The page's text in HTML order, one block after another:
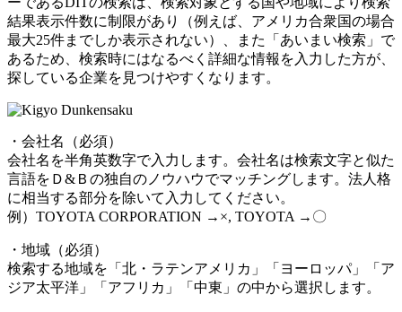
結果表示件数に制限があり（例えば、アメリカ合衆国の場合
最大25件までしか表示されない）、また「あいまい検索」で
あるため、検索時にはなるべく詳細な情報を入力した方が、
探している企業を見つけやすくなります。
・会社名（必須）
会社名を半角英数字で入力します。会社名は検索文字と似た
言語をＤ&Ｂの独自のノウハウでマッチングします。法人格
に相当する部分を除いて入力してください。
例）TOYOTA CORPORATION →×, TOYOTA →〇
・地域（必須）
検索する地域を「北・ラテンアメリカ」「ヨーロッパ」「ア
ジア太平洋」「アフリカ」「中東」の中から選択します。